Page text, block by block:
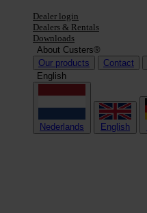
Dealer login
Dealers & Rentals
Downloads
About Custers®
Our products
Contact
English
Nederlands English